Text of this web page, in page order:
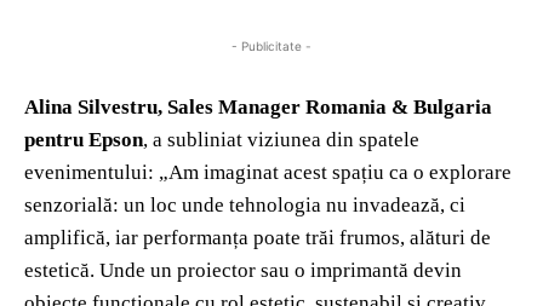
- Publicitate -
Alina Silvestru, Sales Manager Romania & Bulgaria
pentru Epson, a subliniat viziunea din spatele
evenimentului: „Am imaginat acest spațiu ca o explorare
senzorială: un loc unde tehnologia nu invadează, ci
amplifică, iar performanța poate trăi frumos, alături de
estetică. Unde un proiector sau o imprimantă devin